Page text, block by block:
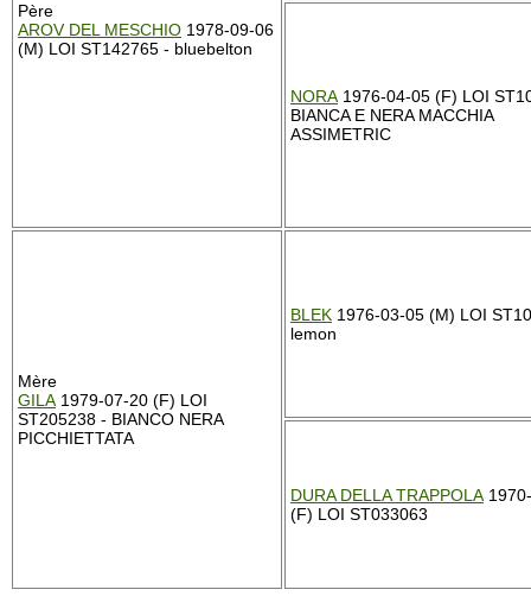
Père
AROV DEL MESCHIO 1978-09-06
(M) LOI ST142765 - bluebelton
NORA 1976-04-05 (F) LOI
BIANCA E NERA MACCHIA
ASSIMETRIC
Mère
GILA 1979-07-20 (F) LOI
ST205238 - BIANCO NERA
PICCHIETTATA
BLEK 1976-03-05 (M) LOI
lemon
DURA DELLA TRAPPOLA
(F) LOI ST033063